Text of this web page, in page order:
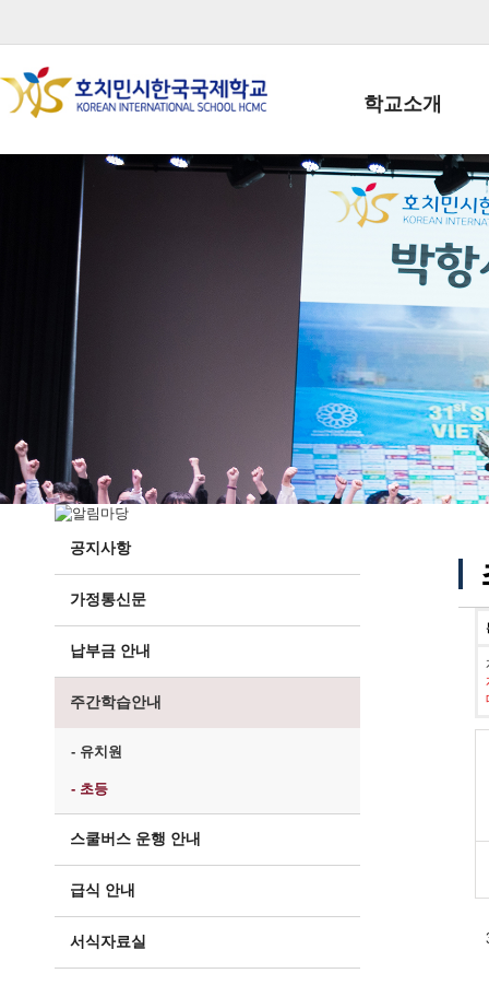
학교소개
학교장인사말
학생회장인사말
학교상징
학교 CI
교직원현황
학생현황
위치/전화
전경사진
공지사항
가정통신문
납부금 안내
주간학습안내
- 유치원
- 초등
스쿨버스 운행 안내
급식 안내
서식자료실